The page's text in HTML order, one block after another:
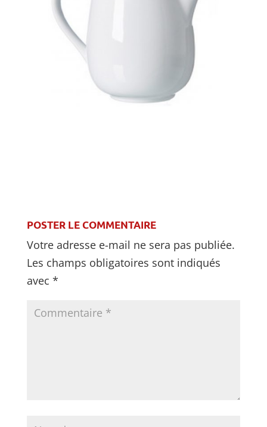
POSTER LE COMMENTAIRE
Votre adresse e-mail ne sera pas publiée.
Les champs obligatoires sont indiqués
avec *